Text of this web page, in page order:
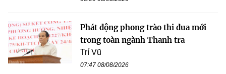
Phát động phong trào thi đua mới
trong toàn ngành Thanh tra
Trí Vũ
07:47 08/08/2026